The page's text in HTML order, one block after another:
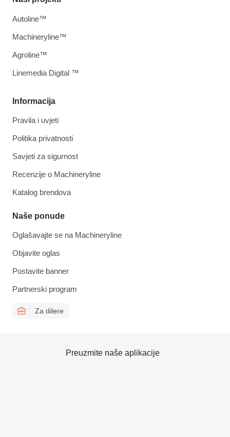
Informacija
Pravila i uvjeti
Politika privatnosti
Savjeti za sigurnost
Recenzije o Machineryline
Katalog brendova
Naše ponude
Oglašavajte se na Machineryline
Objavite oglas
Postavite banner
Partnerski program
Za dilere
Autoline™
Machineryline™
Agroline™
Linemedia Digital ™
Preuzmite naše aplikacije